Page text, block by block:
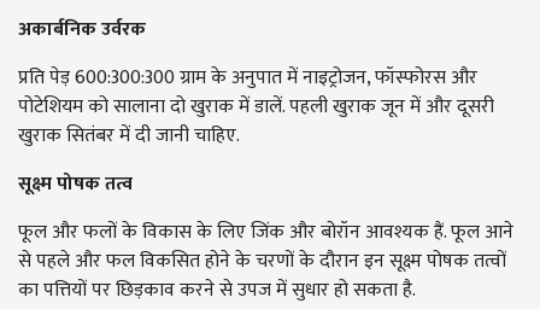
अकार्बनिक उर्वरक
प्रति पेड़ 600:300:300 ग्राम के अनुपात में नाइट्रोजन, फॉस्फोरस और
पोटेशियम को सालाना दो खुराक में डालें. पहली खुराक जून में और दूसरी
खुराक सितंबर में दी जानी चाहिए.
सूक्ष्म पोषक तत्व
फूल और फलों के विकास के लिए जिंक और बोरॉन आवश्यक हैं. फूल आने
से पहले और फल विकसित होने के चरणों के दौरान इन सूक्ष्म पोषक तत्वों
का पत्तियों पर छिड़काव करने से उपज में सुधार हो सकता है.